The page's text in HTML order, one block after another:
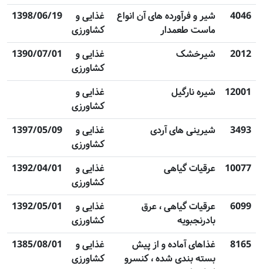
4046
شیر و فرآورده های آن انواع
ماست طعمدار
غذایی و
کشاورزی
1398/06/19
2012 شیرخشک
غذایی و
کشاورزی
1390/07/01
12001 شیره نارگیل
غذایی و
کشاورزی
3493
شیرینی های آردی
غذایی و
کشاورزی
1397/05/09
10077 عرقیات گیاهی
غذایی و
کشاورزی
1392/04/01
6099
عرقیات گیاهی ، عرق
بادرنجبویه
غذایی و
کشاورزی
1392/05/01
8165
غذاهای آماده و از پیش
بسته بندی شده ، کنسرو
غذایی و
کشاورزی
1385/08/01